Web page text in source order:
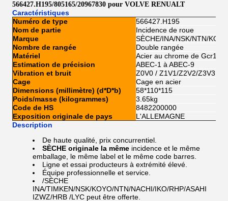
566427.H195/805165/20967830 pour VOLVE RENUALT
Caractéristiques
Numéro de type
566427.H195
Nom de partie
Incidence de roue
Marque
SÈCHE/INA/NSK/NTN/
Nombre de rangée
Double rangée
Matériel
Acier au chrome de Gcr15
Estimation de précision
ABEC-1 à ABEC-9
Vibration et bruit
Z0V0 / Z1V1/Z2V2/Z3V3
Cage
Cage en acier
Dimensions (millimètre) (d*D*b)
58*110*115
Poids/masse (kilogrammes)
3.65kg
Code de HS
8482200000
Exposition originale de pays
L'ALLEMAGNE
Description
De haute qualité, prix concurrentiel.
SÈCHE originale la même incidence et le même
emballage, le même label et le même code barres.
Ligne et essai producteurs à extrémité élevé.
Équipe professionnelle et service.
/SÈCHE
INA/TIMKEN/NSK/KOYO/NTN/NACHI/IKO/RHP/ASAHI
IZWZ/HRB /LYC peut être offerte.